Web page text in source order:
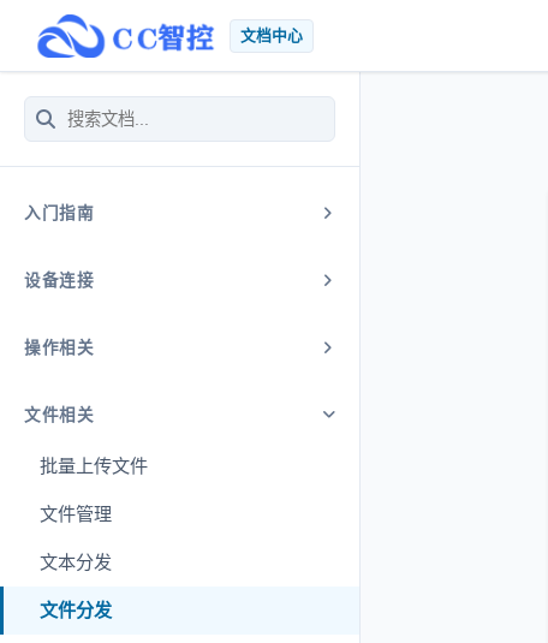
文档中心
入门指南
设备连接
操作相关
文件相关
批量上传文件
文件管理
文本分发
文件分发